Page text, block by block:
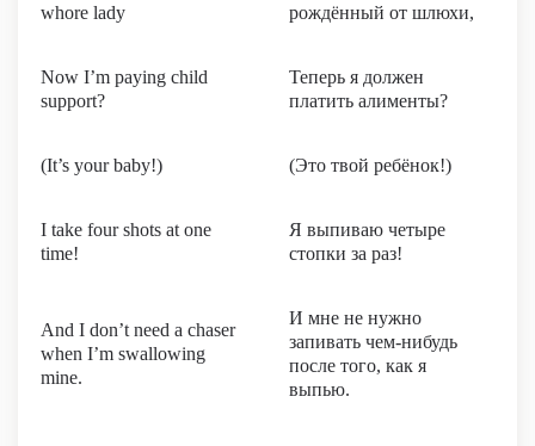
whore lady
рождённый от шлюхи,
Now I’m paying child
support?
Теперь я должен
платить алименты?
(It’s your baby!) (Это твой ребёнок!)
I take four shots at one
time!
Я выпиваю четыре
стопки за раз!
And I don’t need a chaser
when I’m swallowing
mine.
И мне не нужно
запивать чем-нибудь
после того, как я
выпью.